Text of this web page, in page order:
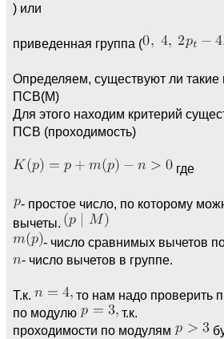
) или
приведенная группа (
Определяем, существуют ли такие
ПСВ(М)
Для этого находим критерий
ПСВ (проходимость)
где
- простое число, по которому
вычеты.
- число сравнимых вычетов
- число вычетов в группе.
Т.к.
то нам надо проверить
по модулю
т.к.
проходимости по модулям